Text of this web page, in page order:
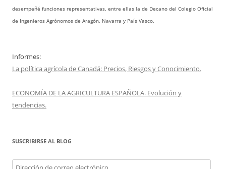
desempeñé funciones representativas, entre ellas la de Decano del Colegio Oficial
de Ingenieros Agrónomos de Aragón, Navarra y País Vasco.
Informes:
La política agrícola de Canadá: Precios, Riesgos y Conocimiento.
ECONOMÍA DE LA AGRICULTURA ESPAÑOLA. Evolución y
tendencias.
SUSCRIBIRSE AL BLOG
Dirección